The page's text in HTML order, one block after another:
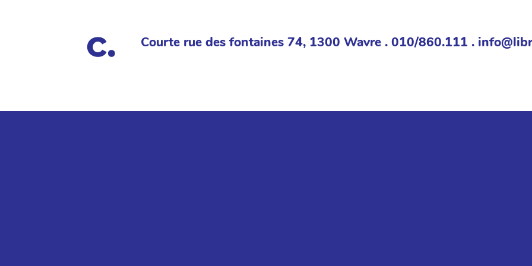
Courte rue des fontaines 74, 1300 Wavre . 010/860.111 .